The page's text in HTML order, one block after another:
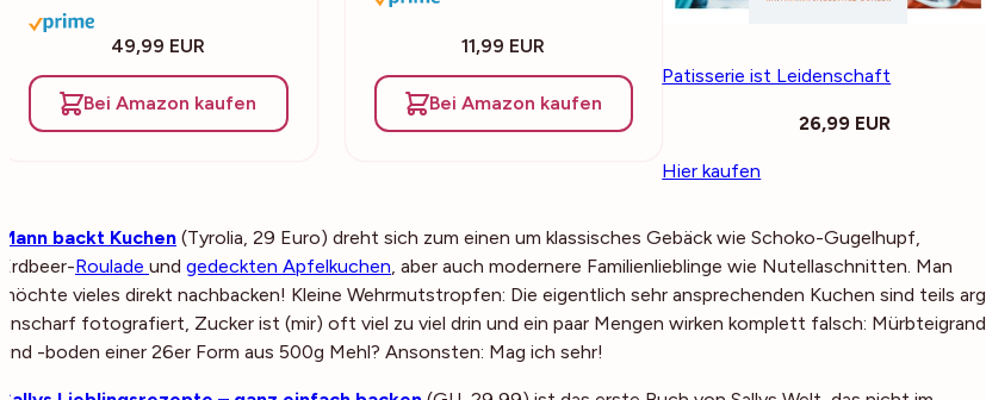
49,99 EUR
Bei Amazon kaufen
11,99 EUR
Bei Amazon kaufen
Patisserie ist Leidenschaft
26,99 EUR
Hier kaufen
Mann backt Kuchen (Tyrolia, 29 Euro) dreht sich zum einen um klassisches Gebäck wie Schoko-Gugelhupf,
Erdbeer-Roulade und gedeckten Apfelkuchen, aber auch modernere Familienlieblinge wie Nutellaschnitten. Man
möchte vieles direkt nachbacken! Kleine Wehrmutstropfen: Die eigentlich sehr ansprechenden Kuchen sind teils arg
unscharf fotografiert, Zucker ist (mir) oft viel zu viel drin und ein paar Mengen wirken komplett falsch: Mürbteigrand
und -boden einer 26er Form aus 500g Mehl? Ansonsten: Mag ich sehr!